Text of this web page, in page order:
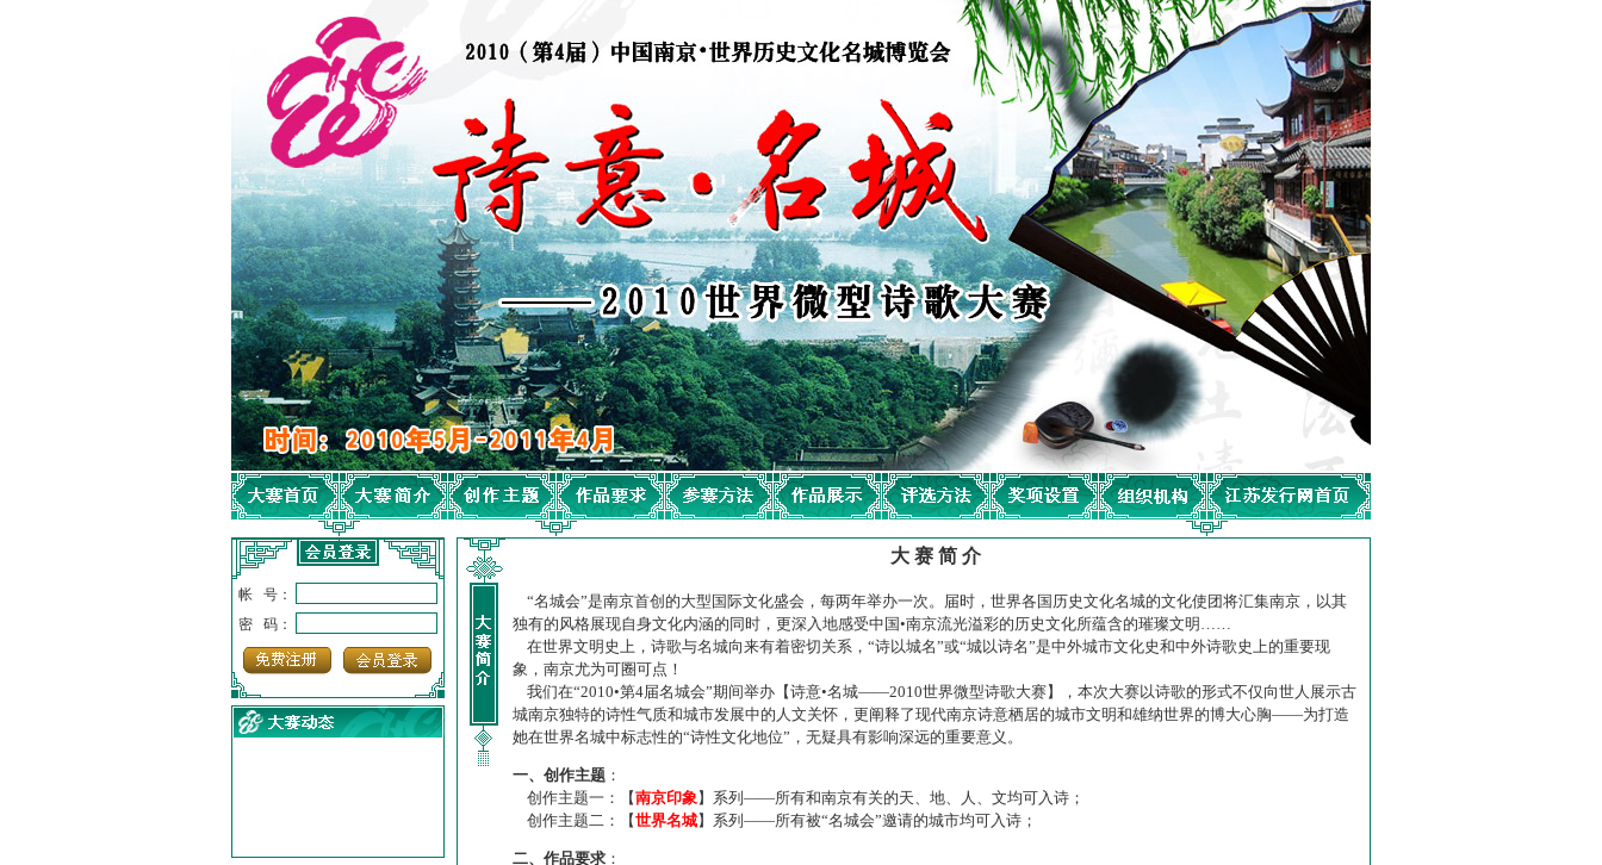
帐 号：
密 码：
大 赛 简 介
“名城会”是南京首创的大型国际文化盛会，每两年举办一次。届时，世界各国历史文化名城的文化使团将汇集南京，以其
独有的风格展现自身文化内涵的同时，更深入地感受中国•南京流光溢彩的历史文化所蕴含的璀璨文明……
在世界文明史上，诗歌与名城向来有着密切关系，“诗以城名”或“城以诗名”是中外城市文化史和中外诗歌史上的重要现
象，南京尤为可圈可点！
我们在“2010•第4届名城会”期间举办【诗意•名城——2010世界微型诗歌大赛】，本次大赛以诗歌的形式不仅向世人展示古
城南京独特的诗性气质和城市发展中的人文关怀，更阐释了现代南京诗意栖居的城市文明和雄纳世界的博大心胸——为打造
她在世界名城中标志性的“诗性文化地位”，无疑具有影响深远的重要意义。
一、创作主题 ：
创作主题一：【南京印象】系列——所有和南京有关的天、地、人、文均可入诗；
创作主题二：【世界名城】系列——所有被“名城会”邀请的城市均可入诗；
二、作品要求 ：